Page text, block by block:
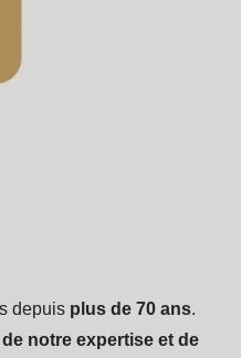
depuis plus de 70 ans.
notre expertise et de